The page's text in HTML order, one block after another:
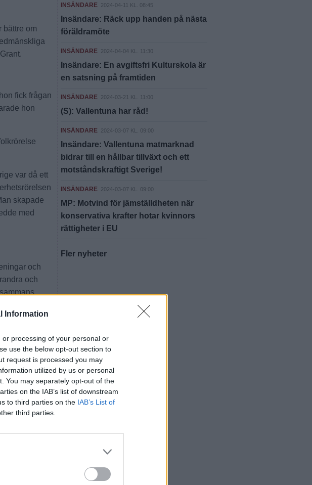
Information
processing of your personal or
use the below opt-out section to
request is processed you may
utilized by us or personal
You may separately opt-out of the
on the IAB’s list of downstream
to third parties on the IAB’s List of
third parties.
bättre om
fick frågan
hon
var då ett
skapade
med
och
och
landet är
idag.
som ju vill
att
och
rätt
INSÄNDARE 2024-04-11 KL. 08:45
Insändare: Räck upp handen på nästa
föräldramöte
INSÄNDARE 2024-04-04 KL. 11:30
Insändare: En avgiftsfri Kulturskola är
en satsning på framtiden
INSÄNDARE 2024-03-21 KL. 11:00
(S): Vallentuna har råd!
INSÄNDARE 2024-03-07 KL. 09:00
Insändare: Vallentuna matmarknad
bidrar till en hållbar tillväxt och ett
motståndskraftigt Sverige!
INSÄNDARE 2024-03-07 KL. 09:00
MP: Motvind för jämställdheten när
konservativa krafter hotar kvinnors
rättigheter i EU
Fler nyheter